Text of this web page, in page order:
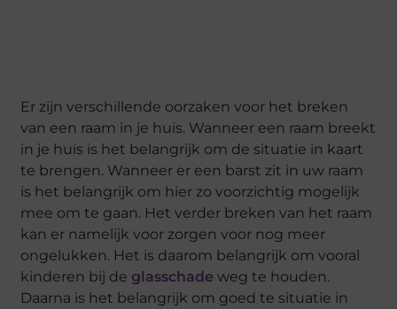
Er zijn verschillende oorzaken voor het breken
van een raam in je huis. Wanneer een raam breekt
in je huis is het belangrijk om de situatie in kaart
te brengen. Wanneer er een barst zit in uw raam
is het belangrijk om hier zo voorzichtig mogelijk
mee om te gaan. Het verder breken van het raam
kan er namelijk voor zorgen voor nog meer
ongelukken. Het is daarom belangrijk om vooral
kinderen bij de glasschade weg te houden.
Daarna is het belangrijk om goed te situatie in